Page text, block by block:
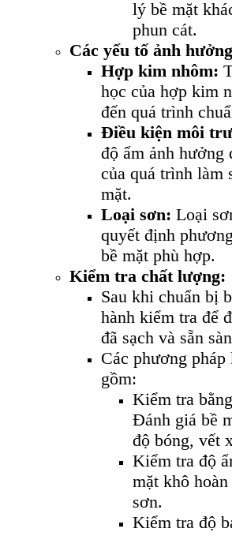
lý bề mặt
phun cát.
Các yếu tố ảnh
Hợp kim nhôm:
học của hợp kim
đến quá trình
Điều kiện môi
độ ẩm ảnh hưởng
của quá trình làm
mặt.
Loại sơn: Loại
quyết định
bề mặt phù hợp.
Kiểm tra chất lượng:
Sau khi chuẩn bị
hành kiểm tra để
đã sạch và sẵn
Các phương
gồm:
Kiểm tra
Đánh giá bề
độ bóng, vết
Kiểm tra độ
mặt khô
sơn.
Kiểm tra độ